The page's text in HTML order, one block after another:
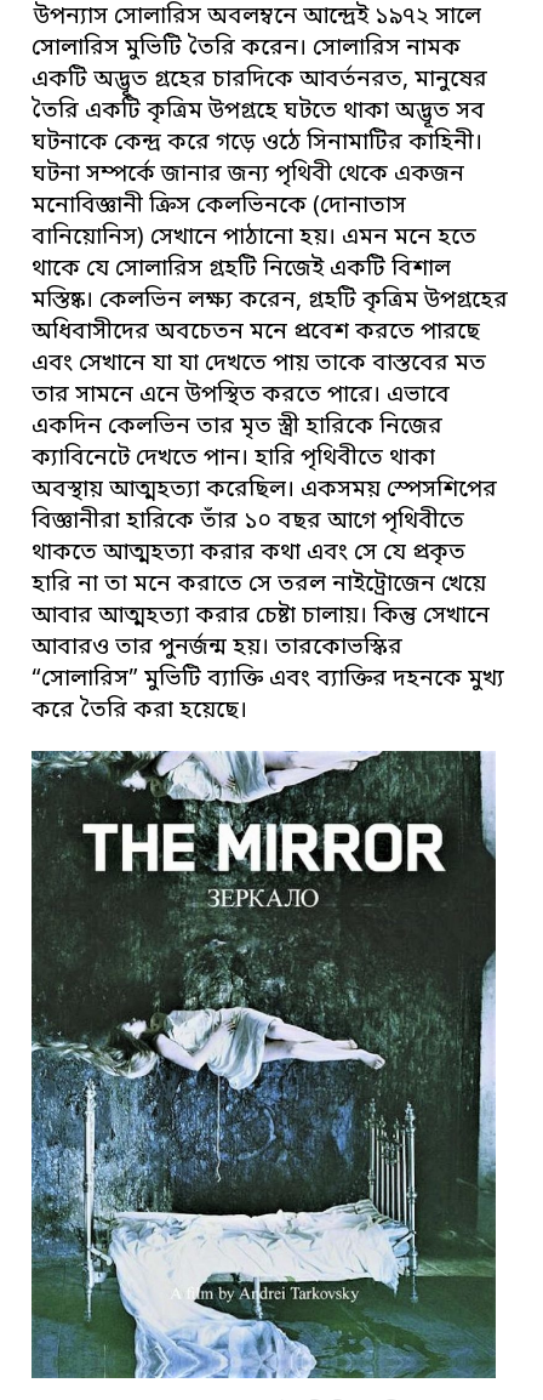
উপন্যাস সোলারিস অবলম্বনে আন্দ্রেই ১৯৭২ সালে
সোলারিস মুভিটি তৈরি করেন। সোলারিস নামক
একটি অদ্ভূত গ্রহের চারদিকে আবর্তনরত, মানুষের
তৈরি একটি কৃত্রিম উপগ্রহে ঘটতে থাকা অদ্ভূত সব
ঘটনাকে কেন্দ্র করে গড়ে ওঠে সিনামাটির কাহিনী।
ঘটনা সম্পর্কে জানার জন্য পৃথিবী থেকে একজন
মনোবিজ্ঞানী ক্রিস কেলভিনকে (দোনাতাস
বানিয়োনিস) সেখানে পাঠানো হয়। এমন মনে হতে
থাকে যে সোলারিস গ্রহটি নিজেই একটি বিশাল
মস্তিষ্ক। কেলভিন লক্ষ্য করেন, গ্রহটি কৃত্রিম উপগ্রহের
অধিবাসীদের অবচেতন মনে প্রবেশ করতে পারছে
এবং সেখানে যা যা দেখতে পায় তাকে বাস্তবের মত
তার সামনে এনে উপস্থিত করতে পারে। এভাবে
একদিন কেলভিন তার মৃত স্ত্রী হারিকে নিজের
ক্যাবিনেটে দেখতে পান। হারি পৃথিবীতে থাকা
অবস্থায় আত্মহত্যা করেছিল। একসময় স্পেসশিপের
বিজ্ঞানীরা হারিকে তাঁর ১০ বছর আগে পৃথিবীতে
থাকতে আত্মহত্যা করার কথা এবং সে যে প্রকৃত
হারি না তা মনে করাতে সে তরল নাইট্রোজেন খেয়ে
আবার আত্মহত্যা করার চেষ্টা চালায়। কিন্তু সেখানে
আবারও তার পুনর্জন্ম হয়। তারকোভস্কির
“সোলারিস” মুভিটি ব্যাক্তি এবং ব্যাক্তির দহনকে মুখ্য
করে তৈরি করা হয়েছে।